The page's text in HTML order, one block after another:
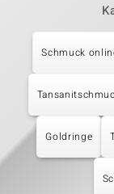
Schmuck
Goldringe